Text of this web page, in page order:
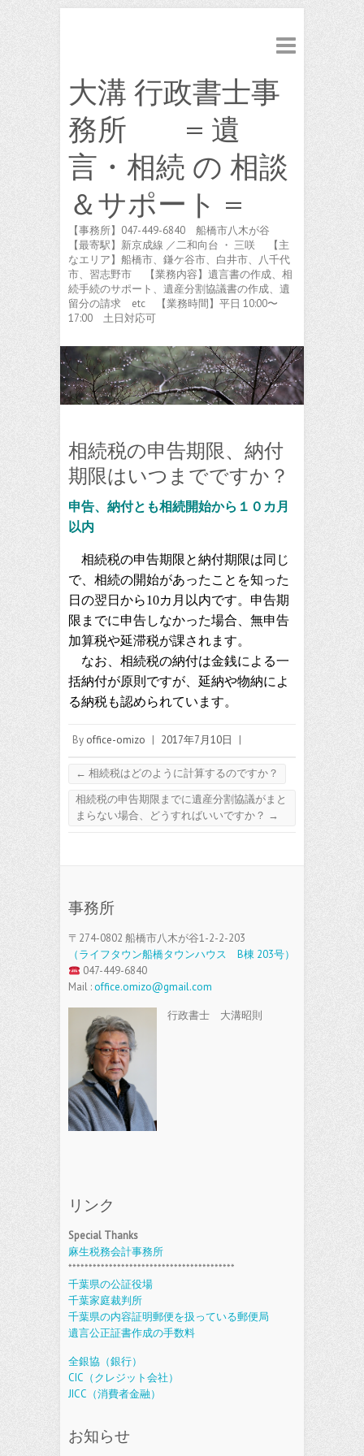
大溝 行政書士事
務所 = 遺
言・相続 の 相談
＆サポート =
【事務所】047-449-6840 船橋市八木が谷
【最寄駅】新京成線 ／二和向台 ・ 三咲 【主
なエリア】船橋市、鎌ケ谷市、白井市、八千代
市、習志野市 【業務内容】遺言書の作成、相
続手続のサポート、遺産分割協議書の作成、遺
留分の請求 etc 【業務時間】平日 10:00〜
17:00 土日対応可
相続税の申告期限、納付
期限はいつまでですか？
申告、納付とも相続開始から１０カ月
以内
相続税の申告期限と納付期限は同じ
で、相続の開始があったことを知った
日の翌日から10カ月以内です。申告期
限までに申告しなかった場合、無申告
加算税や延滞税が課されます。
なお、相続税の納付は金銭による一
括納付が原則ですが、延納や物納によ
る納税も認められています。
By office-omizo | 2017年7月10日 |
← 相続税はどのように計算するのですか？
相続税の申告期限までに遺産分割協議がまと
まらない場合、どうすればいいですか？ →
事務所
〒274-0802 船橋市八木が谷1-2-2-203
（ライフタウン船橋タウンハウス B棟 203号）
047-449-6840
Mail :office.omizo@gmail.com
行政書士 大溝昭則
リンク
Special Thanks
麻生税務会計事務所
*****************************************
千葉県の公証役場
千葉家庭裁判所
千葉県の内容証明郵便を扱っている郵便局
遺言公正証書作成の手数料
全銀協（銀行）
CIC（クレジット会社）
JICC（消費者金融）
お知らせ